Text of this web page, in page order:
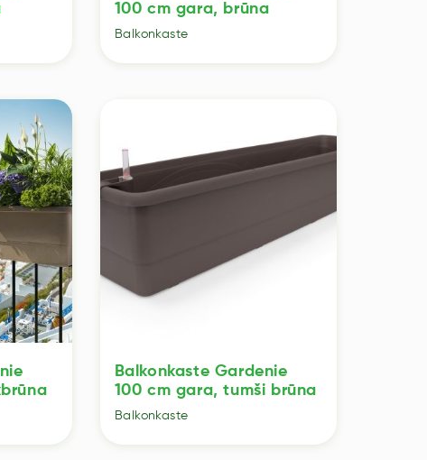
100 cm gara, brūna
Balkonkaste
Balkonkaste Gardenie
100 cm gara, tumši brūna
Balkonkaste